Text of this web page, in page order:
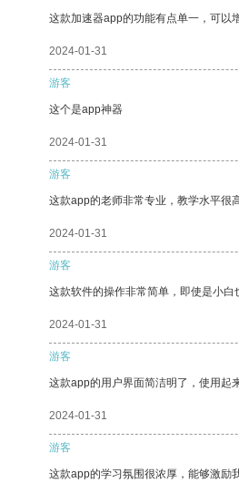
这款加速器app的功能有点单一，可以
2024-01-31
游客
这个是app神器
2024-01-31
游客
这款app的老师非常专业，教学水平很
2024-01-31
游客
这款软件的操作非常简单，即使是小白
2024-01-31
游客
这款app的用户界面简洁明了，使用起
2024-01-31
游客
这款app的学习氛围很浓厚，能够激励